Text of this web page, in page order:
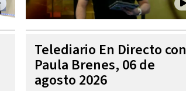
Telediario En Directo con
Paula Brenes, 06 de
agosto 2026